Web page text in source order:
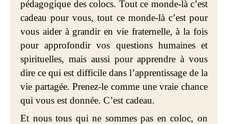
pédagogique des colocs. Tout ce monde-là c’est
cadeau pour vous, tout ce monde-là c’est pour
vous aider à grandir en vie fraternelle, à la fois
pour approfondir vos questions humaines et
spirituelles, mais aussi pour apprendre à vous
dire ce qui est difficile dans l’apprentissage de la
vie partagée. Prenez-le comme une vraie chance
qui vous est donnée. C’est cadeau.
Et nous tous qui ne sommes pas en coloc, on